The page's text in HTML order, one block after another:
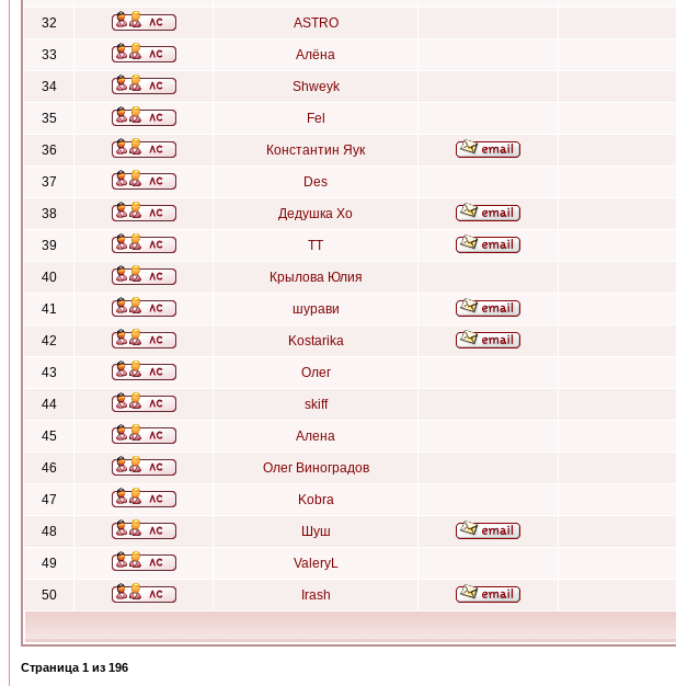
32 ASTRO
33 Алёна
34 Shweyk
35 Fel
36 Константин Яук
37 Des
38 Дедушка Хо
39 ТТ
40 Крылова Юлия
41 шурави
42 Kostarika
43 Олег
44 skiff
45 Алена
46 Олег Виноградов
47 Kobra
48 Шуш
49 ValeryL
50 Irash
Страница 1 из 196